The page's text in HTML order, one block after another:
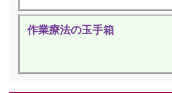
作業療法の玉手箱